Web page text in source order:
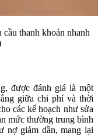
thanh khoản nhanh
được đánh giá là một
giữa chi phí và thời
các kế hoạch như sửa
mức thường trung bình
nợ giảm dần, mang lại